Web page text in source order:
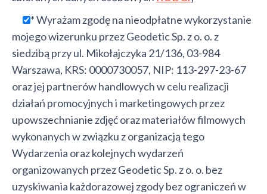
* Wyrażam zgodę na nieodpłatne wykorzystanie
mojego wizerunku przez Geodetic Sp. z o. o. z
siedzibą przy ul. Mikołajczyka 21/136, 03-984
Warszawa, KRS: 0000730057, NIP: 113-297-23-67
oraz jej partnerów handlowych w celu realizacji
działań promocyjnych i marketingowych przez
upowszechnianie zdjęć oraz materiałów filmowych
wykonanych w związku z organizacją tego
Wydarzenia oraz kolejnych wydarzeń
organizowanych przez Geodetic Sp. z o. o. bez
uzyskiwania każdorazowej zgody bez ograniczeń w